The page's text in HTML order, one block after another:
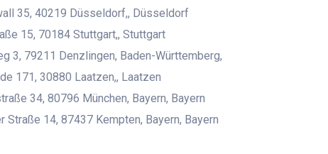
35, 40219 Düsseldorf,, Düsseldorf
15, 70184 Stuttgart,, Stuttgart
3, 79211 Denzlingen, Baden-Württemberg,
171, 30880 Laatzen,, Laatzen
34, 80796 München, Bayern, Bayern
Straße 14, 87437 Kempten, Bayern, Bayern